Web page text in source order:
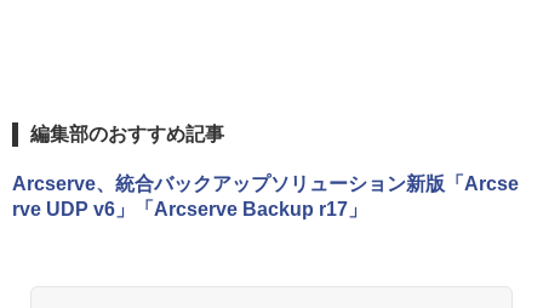
編集部のおすすめ記事
Arcserve、統合バックアップソリューション新版「Arcse
rve UDP v6」「Arcserve Backup r17」